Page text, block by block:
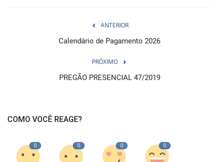
ANTERIOR
Calendário de Pagamento 2026
PRÓXIMO
PREGÃO PRESENCIAL 47/2019
COMO VOCÊ REAGE?
0 0 0 0